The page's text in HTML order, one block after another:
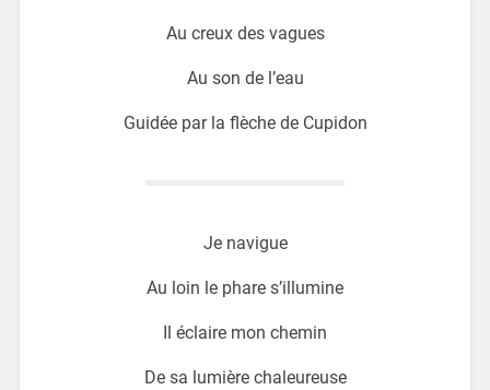
Au creux des vagues
Au son de l’eau
Guidée par la flèche de Cupidon
Je navigue
Au loin le phare s’illumine
Il éclaire mon chemin
De sa lumière chaleureuse